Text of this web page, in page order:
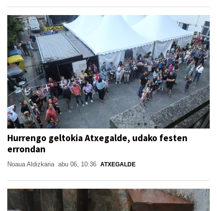
Hurrengo geltokia Atxegalde, udako festen
errondan
Noaua Aldizkaria abu 06, 10:36 ATXEGALDE